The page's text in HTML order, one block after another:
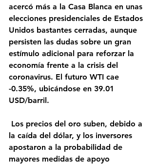
acercó más a la Casa Blanca en unas
elecciones presidenciales de Estados
Unidos bastantes cerradas, aunque
persisten las dudas sobre un gran
estímulo adicional para reforzar la
economía frente a la crisis del
coronavirus. El futuro WTI cae
-0.35%, ubicándose en 39.01
USD/barril.
la caída del dólar, y los inversores
apostaron a la probabilidad de
mayores medidas de apoyo